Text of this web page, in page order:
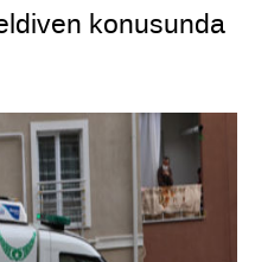
konusunda